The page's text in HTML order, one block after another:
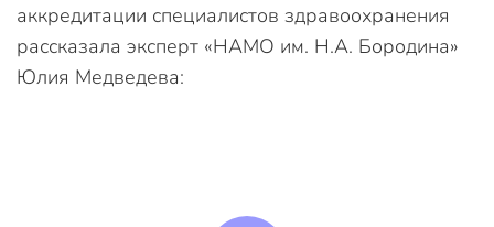
аккредитации специалистов здравоохранения
рассказала эксперт «НАМО им. Н.А. Бородина»
Юлия Медведева: